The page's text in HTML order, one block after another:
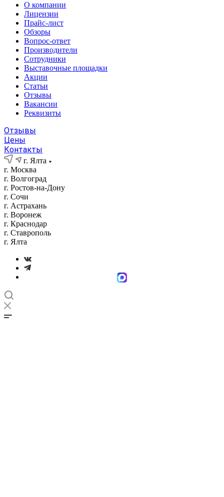
О компании
Лицензии
Прайс-лист
Обзоры
Вопрос-ответ
Производители
Сотрудники
Выставочные площадки
Акции
Статьи
Отзывы
Вакансии
Реквизиты
Отзывы
Цены
Контакты
г. Ялта
г. Москва
г. Волгоград
г. Ростов-на-Дону
г. Сочи
г. Астрахань
г. Воронеж
г. Краснодар
г. Ставрополь
г. Ялта